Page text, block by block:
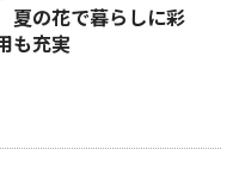
の花で暮らしに彩
も充実